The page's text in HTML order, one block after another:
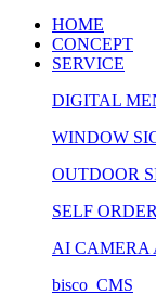
HOME
CONCEPT
SERVICE
DIGITAL
WINDOW
OUTDOOR
SELF
AI CAMERA
bisco CMS